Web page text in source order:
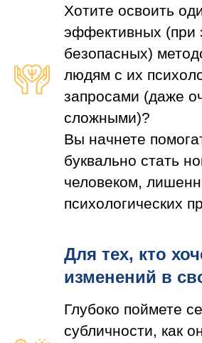
Хотите освоить
эффективных (при
безопасных)
людям с их
запросами (даже
сложными)?
Вы начнете
буквально стать
человеком,
психологических
Для тех, кто
изменений в
Глубоко поймете
субличности, как